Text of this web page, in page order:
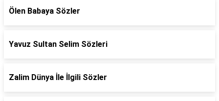
Ölen Babaya Sözler
Yavuz Sultan Selim Sözleri
Zalim Dünya İle İlgili Sözler